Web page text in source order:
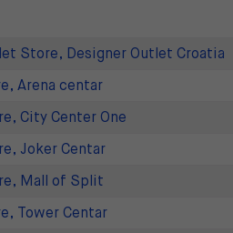
Store, Designer Outlet Croatia
Arena centar
City Center One
Joker Centar
Mall of Split
Tower Centar